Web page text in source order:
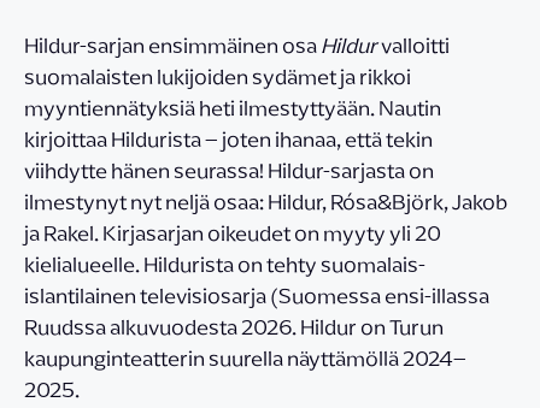
Hildur-sarjan ensimmäinen osaHildurvalloitti
suomalaisten lukijoiden sydämet ja rikkoi
myyntiennätyksiä heti ilmestyttyään. Nautin
kirjoittaa Hildurista – joten ihanaa, että tekin
viihdytte hänen seurassa! Hildur-sarjasta on
ilmestynyt nyt neljä osaa: Hildur, Rósa&Björk, Jakob
ja Rakel. Kirjasarjan oikeudet on myyty yli 20
kielialueelle. Hildurista on tehty suomalais-
islantilainen televisiosarja (Suomessa ensi-illassa
Ruudssa alkuvuodesta 2026. Hildur on Turun
kaupunginteatterin suurella näyttämöllä 2024–
2025.